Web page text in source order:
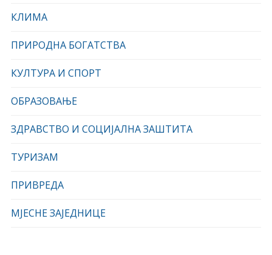
КЛИМА
ПРИРОДНА БОГАТСТВА
КУЛТУРА И СПОРТ
ОБРАЗОВАЊЕ
ЗДРАВСТВО И СОЦИЈАЛНА ЗАШТИТА
ТУРИЗАМ
ПРИВРЕДА
МЈЕСНЕ ЗАЈЕДНИЦЕ